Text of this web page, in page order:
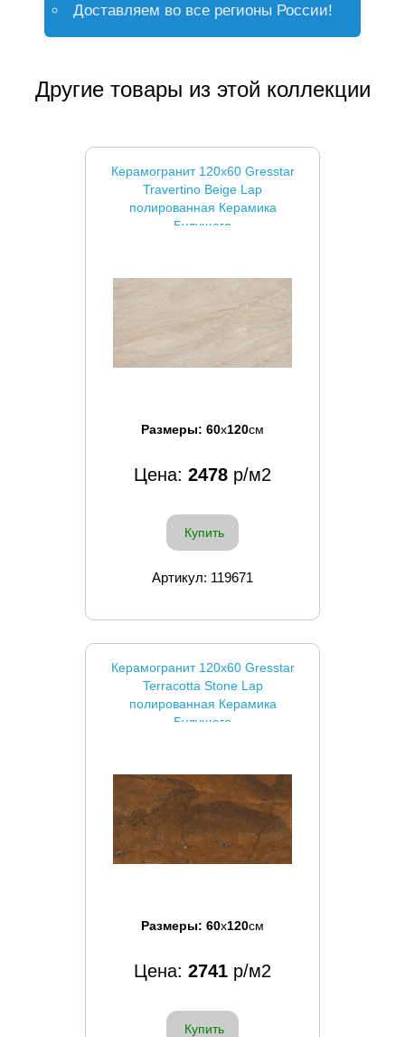
Доставляем во все регионы России!
Другие товары из этой коллекции
Керамогранит 120x60 Gresstar
Travertino Beige Lap
полированная Керамика
Будущего
Размеры: 60x120см
Цена: 2478 р/м2
Купить
Артикул: 119671
Керамогранит 120x60 Gresstar
Terracotta Stone Lap
полированная Керамика
Будущего
Размеры: 60x120см
Цена: 2741 р/м2
Купить